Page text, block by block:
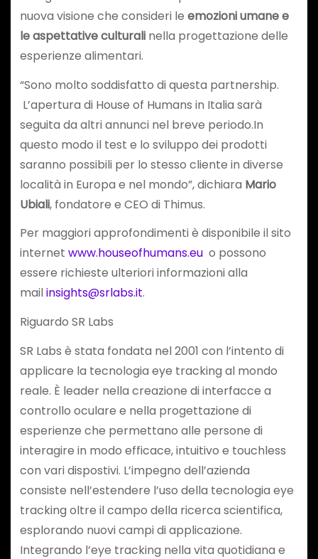
nuova visione che consideri le emozioni umane e
le aspettative culturalinella progettazione delle
esperienze alimentari.
“Sono molto soddisfatto di questa partnership.
L’apertura di House of Humans in Italia sarà
seguita da altri annunci nel breve periodo.In
questo modo il test e lo sviluppo dei prodotti
saranno possibili per lo stesso cliente in diverse
località in Europa e nel mondo”, dichiara Mario
Ubiali, fondatore e CEO di Thimus.
Per maggiori approfondimenti è disponibile il sito
internet www.houseofhumans.euo possono
essere richieste ulteriori informazioni alla
mailinsights@srlabs.it.
Riguardo SR Labs
SR Labs è stata fondata nel 2001 con l’intento di
applicare la tecnologia eye tracking al mondo
reale. È leader nella creazione di interfacce a
controllo oculare e nella progettazione di
esperienze che permettano alle persone di
interagire in modo efficace, intuitivo e touchless
con vari dispostivi. L’impegno dell’azienda
consiste nell’estendere l’uso della tecnologia eye
tracking oltre il campo della ricerca scientifica,
esplorando nuovi campi di applicazione.
Integrando l’eye tracking nella vita quotidiana e